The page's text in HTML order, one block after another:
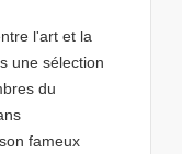
l'art et la
une sélection
du
fameux